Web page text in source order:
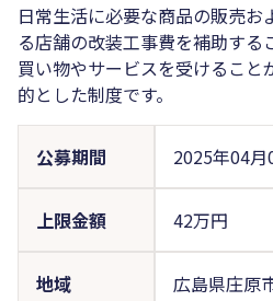
日常生活に必要な商品の販売お
る店舗の改装工事費を補助する
買い物やサービスを受けること
的とした制度です。
公募期間 2025年04月
上限金額 42万円
地域 広島県庄原